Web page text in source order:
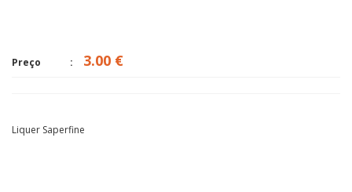
Preço 3.00 €
Liquer Saperfine